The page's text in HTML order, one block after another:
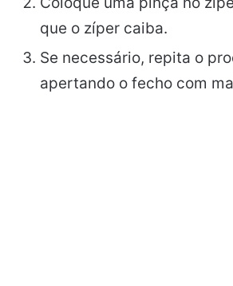
que o zíper caiba.
Se necessário, repita o
apertando o fecho com